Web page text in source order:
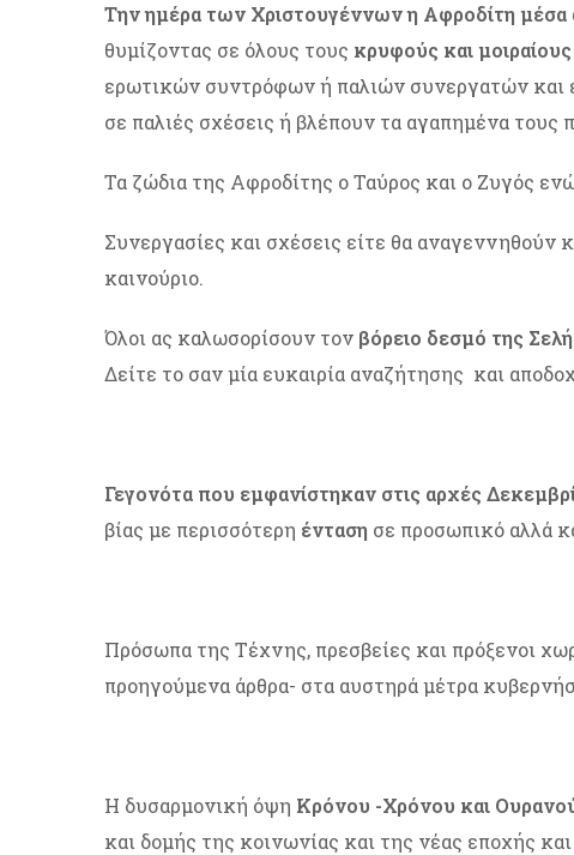
Την ημέρα των Χριστουγέννων η Αφροδίτη μέσα
θυμίζοντας σε όλους τους κρυφούς και
ερωτικών συντρόφων ή παλιών συνεργατών και
σε παλιές σχέσεις ή βλέπουν τα αγαπημένα
Τα ζώδια της Αφροδίτης ο Ταύρος και ο Ζυγός
Συνεργασίες και σχέσεις είτε θα αναγεννηθούν
καινούριο.
Όλοι ας καλωσορίσουν τον βόρειο δεσμό της
Δείτε το σαν μία ευκαιρία αναζήτησης και
Γεγονότα που εμφανίστηκαν στις αρχές
βίας με περισσότερη ένταση σε προσωπικό αλλά
Πρόσωπα της Τέχνης, πρεσβείες και πρόξενοι
προηγούμενα άρθρα- στα αυστηρά μέτρα
Η δυσαρμονική όψη Κρόνου -Χρόνου και
και δομής της κοινωνίας και της νέας εποχής